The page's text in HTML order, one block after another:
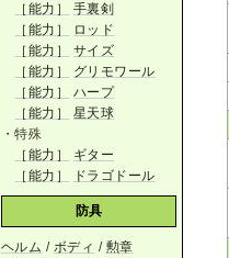
［能力］
手裏剣
［能力］
ロッド
［能力］
サイズ
［能力］
グリモワール
［能力］
ハープ
［能力］
星天球
・特殊
［能力］
ギター
［能力］
ドラゴドール
防具
ヘルム / ボディ / 勲章